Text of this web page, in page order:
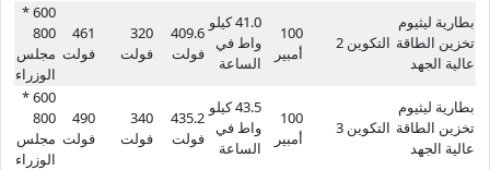
بطارية ليثيوم
تخزين الطاقة
عالية الجهد
التكوين 2
100
أمبير
41.0 كيلو
واط في
الساعة
409.6
فولت
320
فولت
461
فولت
600 *
800
مجلس
الوزراء
بطارية ليثيوم
تخزين الطاقة
عالية الجهد
التكوين 3
100
أمبير
43.5 كيلو
واط في
الساعة
435.2
فولت
340
فولت
490
فولت
600 *
800
مجلس
الوزراء